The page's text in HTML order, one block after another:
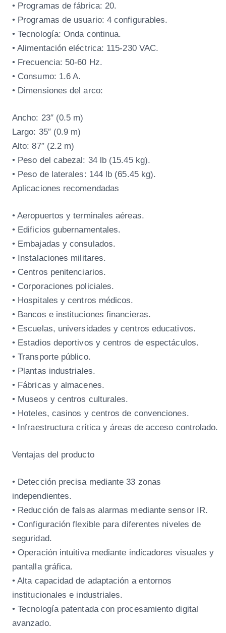
• Programas de fábrica: 20.
• Programas de usuario: 4 configurables.
• Tecnología: Onda continua.
• Alimentación eléctrica: 115-230 VAC.
• Frecuencia: 50-60 Hz.
• Consumo: 1.6 A.
• Dimensiones del arco:
Ancho: 23″ (0.5 m)
Largo: 35″ (0.9 m)
Alto: 87″ (2.2 m)
• Peso del cabezal: 34 lb (15.45 kg).
• Peso de laterales: 144 lb (65.45 kg).
Aplicaciones recomendadas
• Aeropuertos y terminales aéreas.
• Edificios gubernamentales.
• Embajadas y consulados.
• Instalaciones militares.
• Centros penitenciarios.
• Corporaciones policiales.
• Hospitales y centros médicos.
• Bancos e instituciones financieras.
• Escuelas, universidades y centros educativos.
• Estadios deportivos y centros de espectáculos.
• Transporte público.
• Plantas industriales.
• Fábricas y almacenes.
• Museos y centros culturales.
• Hoteles, casinos y centros de convenciones.
• Infraestructura crítica y áreas de acceso controlado.
Ventajas del producto
• Detección precisa mediante 33 zonas
independientes.
• Reducción de falsas alarmas mediante sensor IR.
• Configuración flexible para diferentes niveles de
seguridad.
• Operación intuitiva mediante indicadores visuales y
pantalla gráfica.
• Alta capacidad de adaptación a entornos
institucionales e industriales.
• Tecnología patentada con procesamiento digital
avanzado.